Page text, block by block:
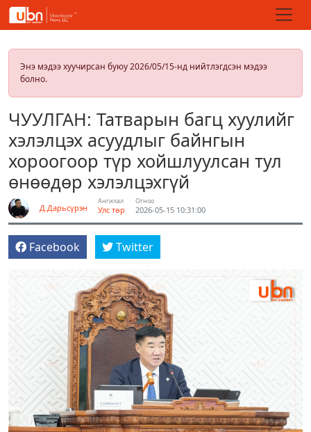
Энэ мэдээ хуучирсан буюу 2026/05/15-нд нийтлэгдсэн мэдээ
болно.
ЧУУЛГАН: Татварын багц хуулийг
хэлэлцэх асуудлыг байнгын
хороогоор түр хойшлуулсан тул
өнөөдөр хэлэлцэхгүй
Д.Дарьсүрэн
Ангилал
Улс төр
Огноо
2026-05-15 10:31:00
Facebook Twitter